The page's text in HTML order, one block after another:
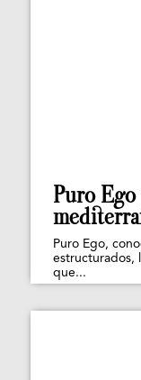
Puro
Puro Ego,
estructurados,
que...